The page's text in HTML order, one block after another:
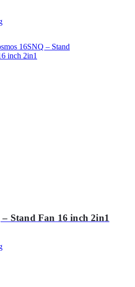
– Stand Fan 16 inch 2in1